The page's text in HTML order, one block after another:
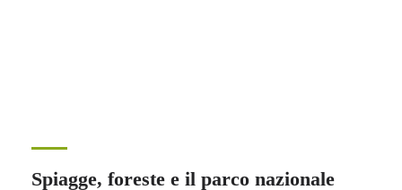
Spiagge, foreste e il parco nazionale